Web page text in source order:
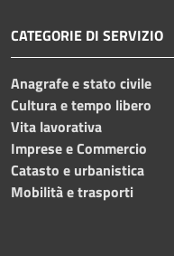
CATEGORIE DI SERVIZIO
Anagrafe e stato civile
Cultura e tempo libero
Vita lavorativa
Imprese e Commercio
Catasto e urbanistica
Mobilità e trasporti